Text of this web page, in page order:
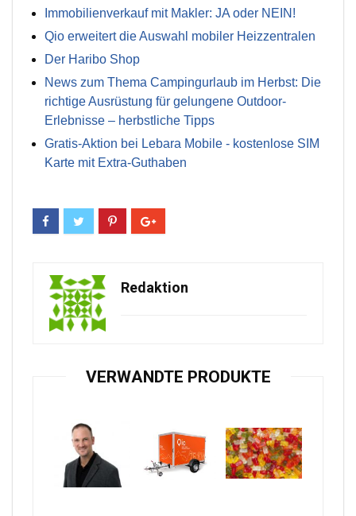
Immobilienverkauf mit Makler: JA oder NEIN!
Qio erweitert die Auswahl mobiler Heizzentralen
Der Haribo Shop
News zum Thema Campingurlaub im Herbst: Die
richtige Ausrüstung für gelungene Outdoor-
Erlebnisse – herbstliche Tipps
Gratis-Aktion bei Lebara Mobile - kostenlose SIM
Karte mit Extra-Guthaben
Redaktion
VERWANDTE PRODUKTE